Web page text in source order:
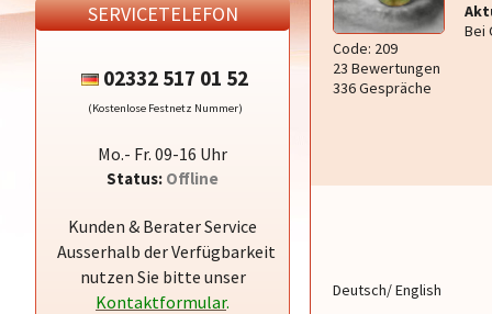
SERVICETELEFON
02332 517 01 52
(Kostenlose Festnetz Nummer)
Mo.- Fr. 09-16 Uhr
Status: Offline
Kunden & Berater Service
Ausserhalb der Verfügbarkeit
nutzen Sie bitte unser
Kontaktformular.
Code: 209
23 Bewertungen
336 Gespräche
Bei
Deutsch/ English